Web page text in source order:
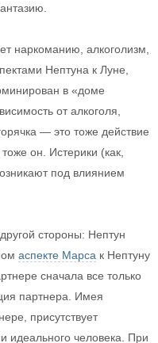
наркоманию, алкоголизм,
Нептуна к Луне,
в «доме
от алкоголя,
— это тоже действие
он. Истерики (как,
под влиянием
стороны: Нептун
аспекте Марсак Нептуну
сначала все только
партнера. Имея
присутствует
идеального человека. При